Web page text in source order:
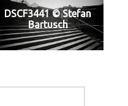
DSCF3441 © Stefan
Bartusch